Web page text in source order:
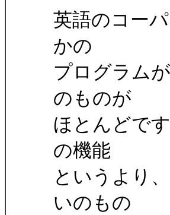
英語のコー
かの
プログラム
のものが
ほとんどで
の機能
というより
いのもの